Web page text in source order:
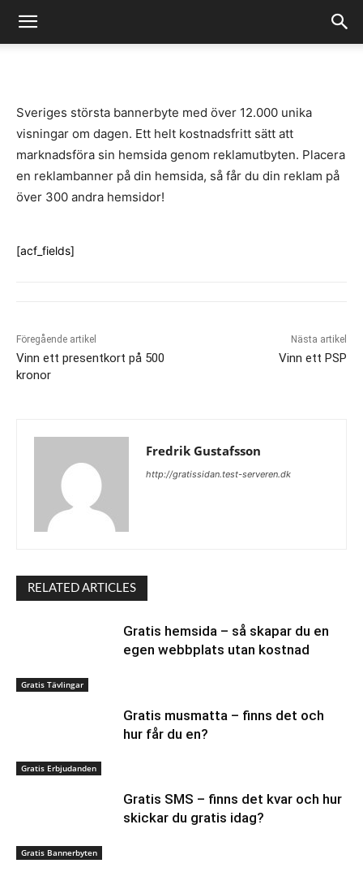
Sveriges största bannerbyte med över 12.000 unika
visningar om dagen. Ett helt kostnadsfritt sätt att
marknadsföra sin hemsida genom reklamutbyten. Placera
en reklambanner på din hemsida, så får du din reklam på
över 300 andra hemsidor!
[acf_fields]
Föregående artikel
Vinn ett presentkort på 500
kronor
Nästa artikel
Vinn ett PSP
Fredrik Gustafsson
http://gratissidan.test-serveren.dk
RELATED ARTICLES
Gratis Tävlingar
Gratis hemsida – så skapar du en
egen webbplats utan kostnad
Gratis Erbjudanden
Gratis musmatta – finns det och
hur får du en?
Gratis Bannerbyten
Gratis SMS – finns det kvar och hur
skickar du gratis idag?